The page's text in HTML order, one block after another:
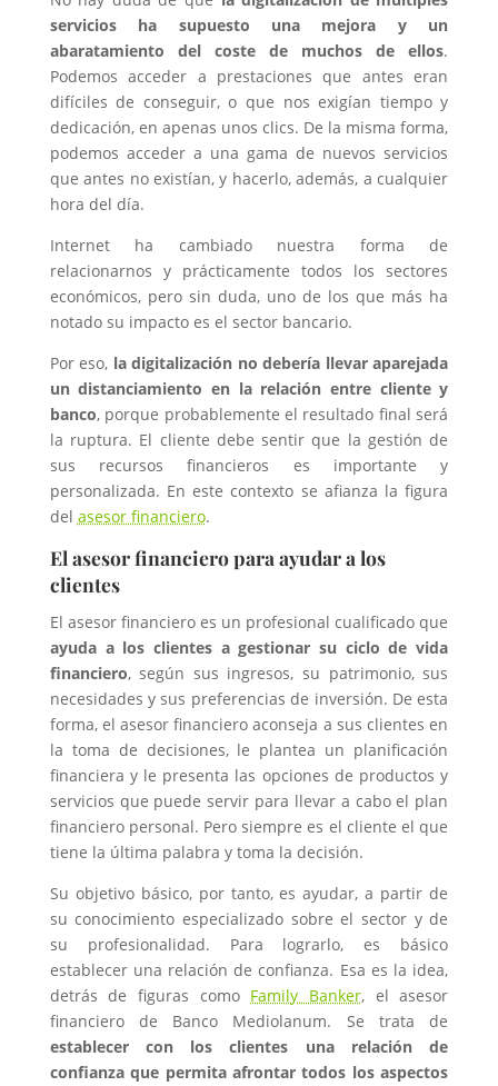
servicios ha supuesto una mejora y un
abaratamiento del coste de muchos de ellos.
Podemos acceder a prestaciones que antes eran
difíciles de conseguir, o que nos exigían tiempo y
dedicación, en apenas unos clics. De la misma forma,
podemos acceder a una gama de nuevos servicios
que antes no existían, y hacerlo, además, a cualquier
hora del día.
Internet ha cambiado nuestra forma de
relacionarnos y prácticamente todos los sectores
económicos, pero sin duda, uno de los que más ha
notado su impacto es el sector bancario.
Por eso, la digitalización no debería llevar aparejada
un distanciamiento en la relación entre cliente y
banco, porque probablemente el resultado final será
la ruptura. El cliente debe sentir que la gestión de
sus recursos financieros es importante y
personalizada. En este contexto se afianza la figura
del asesor financiero.
El asesor financiero para ayudar a los
clientes
El asesor financiero es un profesional cualificado que
ayuda a los clientes a gestionar su ciclo de vida
financiero, según sus ingresos, su patrimonio, sus
necesidades y sus preferencias de inversión. De esta
forma, el asesor financiero aconseja a sus clientes en
la toma de decisiones, le plantea un planificación
financiera y le presenta las opciones de productos y
servicios que puede servir para llevar a cabo el plan
financiero personal. Pero siempre es el cliente el que
tiene la última palabra y toma la decisión.
Su objetivo básico, por tanto, es ayudar, a partir de
su conocimiento especializado sobre el sector y de
su profesionalidad. Para lograrlo, es básico
establecer una relación de confianza. Esa es la idea,
detrás de figuras como Family Banker, el asesor
financiero de Banco Mediolanum. Se trata de
establecer con los clientes una relación de
confianza que permita afrontar todos los aspectos